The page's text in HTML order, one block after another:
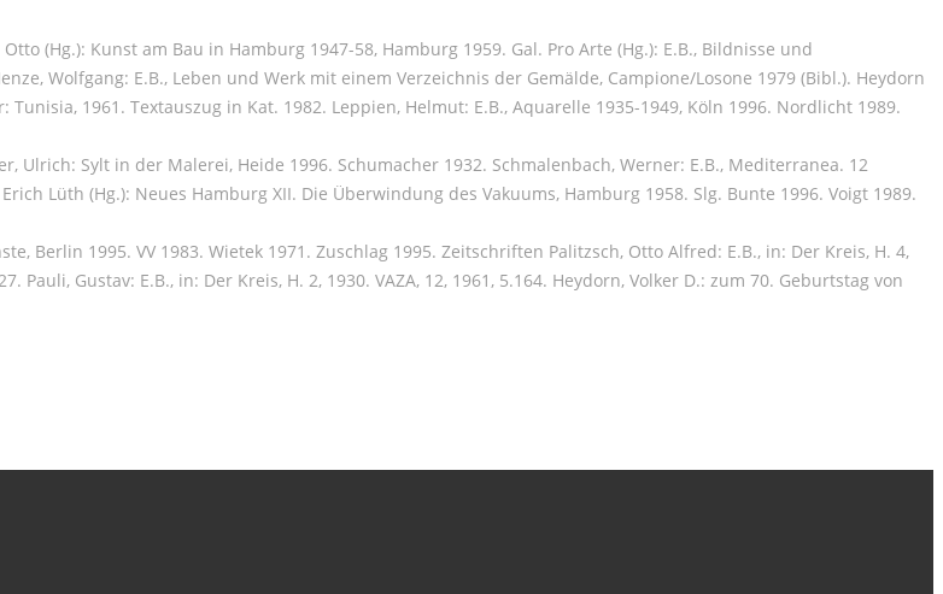
(Hg.): Kunst am Bau in Hamburg 1947-58, Hamburg 1959. Gal. Pro Arte (Hg.): E.B., Bildnisse und
Wolfgang: E.B., Leben und Werk mit einem Verzeichnis der Gemälde, Campione/Losone 1979 (Bibl.). Heydorn
Tunisia, 1961. Textauszug in Kat. 1982. Leppien, Helmut: E.B., Aquarelle 1935-1949, Köln 1996. Nordlicht 1989.
Ulrich: Sylt in der Malerei, Heide 1996. Schumacher 1932. Schmalenbach, Werner: E.B., Mediterranea. 12
Lüth (Hg.): Neues Hamburg XII. Die Überwindung des Vakuums, Hamburg 1958. Slg. Bunte 1996. Voigt 1989.
1995. VV 1983. Wietek 1971. Zuschlag 1995. Zeitschriften Palitzsch, Otto Alfred: E.B., in: Der Kreis, H. 4,
Gustav: E.B., in: Der Kreis, H. 2, 1930. VAZA, 12, 1961, 5.164. Heydorn, Volker D.: zum 70. Geburtstag von